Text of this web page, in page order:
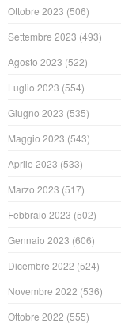
Ottobre 2023 (506)
Settembre 2023 (493)
Agosto 2023 (522)
Luglio 2023 (554)
Giugno 2023 (535)
Maggio 2023 (543)
Aprile 2023 (533)
Marzo 2023 (517)
Febbraio 2023 (502)
Gennaio 2023 (606)
Dicembre 2022 (524)
Novembre 2022 (536)
Ottobre 2022 (555)